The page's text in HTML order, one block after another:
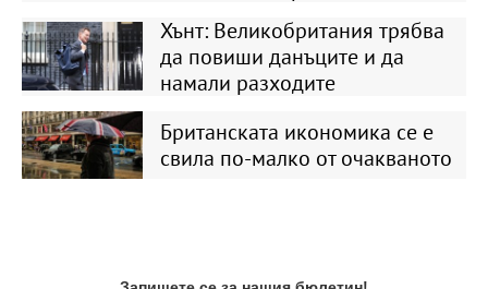
Хънт: Великобритания трябва
да повиши данъците и да
намали разходите
Британската икономика се е
свила по-малко от очакваното